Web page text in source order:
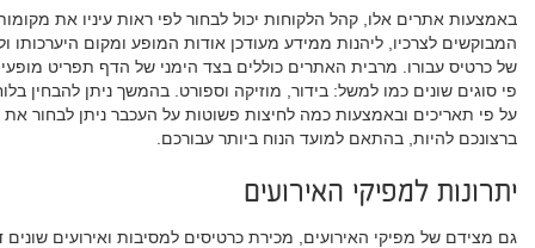
באמצעות אתרים אלו, קהל הלקוחות יכול לבחור לפי ראות עיניו את
המבוקשים לצרכיו, ליהנות ממידע מעודכן אודות המופע ומקום היערכותו
של כרטיס עבורו. מרבית האתרים כוללים בצד הימני של הדף תפריט
פי סוגים שונים כמו למשל: בידור, מוזיקה וספורט. בהמשך ניתן להבחין
על פי תאריכים ובאמצעות כמה לחיצות פשוטות על העכבר ניתן לבחור את
ברצונכם להיות, בהתאם למועד הנוח ביותר עבורכם.
יתרונות למפיקי האירועים
גם מצידם של מפיקי האירועים, מכירת כרטיסים למסיבות ואירועים שונים